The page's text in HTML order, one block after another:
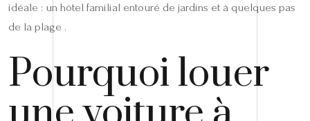
idéale : un hôtel familial entouré de jardins et à quelques pas
de la plage .
Pourquoi louer